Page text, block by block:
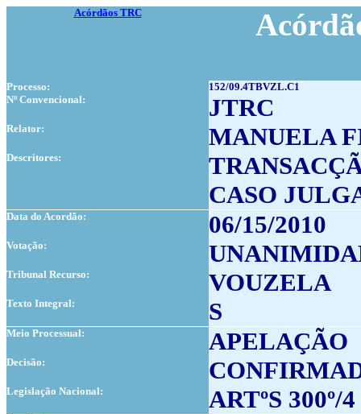
Acórdãos TRC
Processo:
152/09.4TBVZL.C1
Nº Convencional:
JTRC
Relator: MANUELA
Descritores:
CASO
Data do Acordão: 06/15/2010
Votação:
Tribunal Recurso: VOUZELA
Texto Integral: S
Meio Processual: APELAÇÃO
Decisão:
Legislação Nacional: ARTºS 300º/